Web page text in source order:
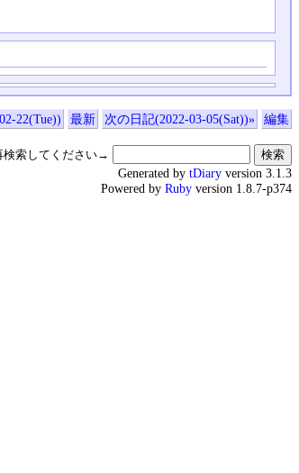
22(Tue)) 最新 次の日記(2022-03-05(Sat))» 編集
検索してください→
Generated by tDiary version 3.1.3
Powered by Ruby version 1.8.7-p374